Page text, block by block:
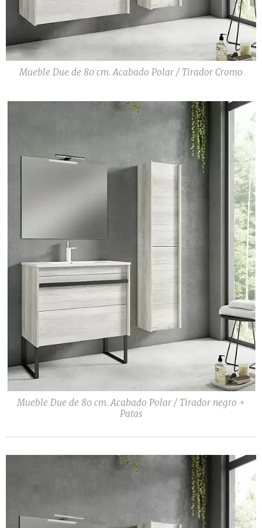
Mueble Due de 80 cm. Acabado Polar / Tirador Cromo
Mueble Due de 80 cm. Acabado Polar / Tirador negro +
Patas